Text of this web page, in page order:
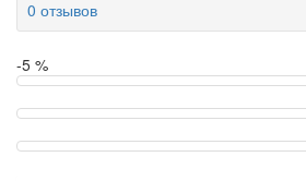
0 отзывов
-5 %